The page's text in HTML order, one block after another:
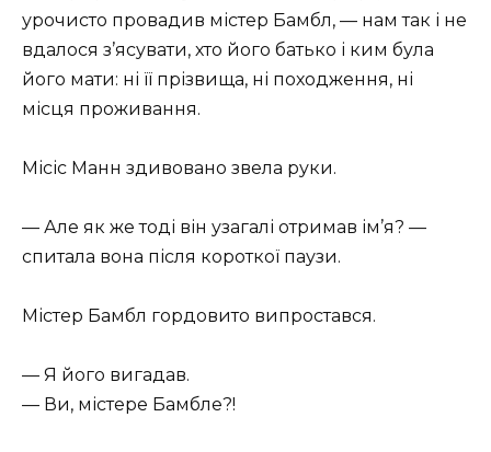
урочисто провадив містер Бамбл, — нам так і не
вдалося з’ясувати, хто його батько і ким була
його мати: ні її прізвища, ні походження, ні
місця проживання.
Місіс Манн здивовано звела руки.
— Але як же тоді він узагалі отримав ім’я? —
спитала вона після короткої паузи.
Містер Бамбл гордовито випростався.
— Я його вигадав.
— Ви, містере Бамбле?!